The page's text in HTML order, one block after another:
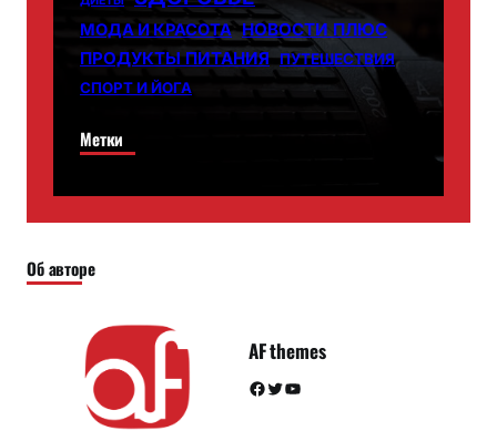
МОДА И КРАСОТА НОВОСТИ ПЛЮС
ПРОДУКТЫ ПИТАНИЯ ПУТЕШЕСТВИЯ
СПОРТ И ЙОГА
Метки
Об авторе
AF themes
Facebook Twitter YouTube